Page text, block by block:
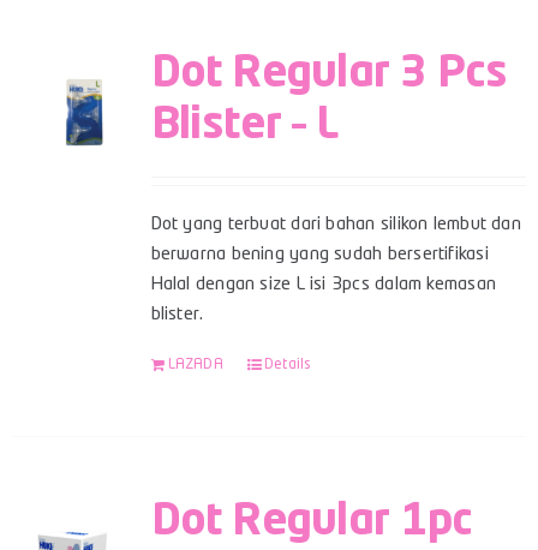
Dot Regular 3 Pcs
Blister – L
Dot yang terbuat dari bahan silikon lembut dan
berwarna bening yang sudah bersertifikasi
Halal dengan size L isi 3pcs dalam kemasan
blister.
LAZADA Details
Dot Regular 1pc